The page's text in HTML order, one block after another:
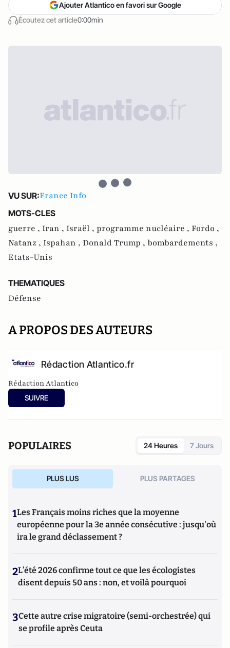
Écoutez cet article0:00min
Ajouter Atlantico en favori sur Google
VU SUR:France Info
MOTS-CLES
guerre , Iran , Israël , programme nucléaire , Fordo ,
Natanz , Ispahan , Donald Trump , bombardements ,
Etats-Unis
THEMATIQUES
Défense
A PROPOS DES AUTEURS
Rédaction Atlantico.fr
Rédaction Atlantico
SUIVRE
POPULAIRES 24 Heures 7 Jours
PLUS LUS PLUS PARTAGES
1Les Français moins riches que la moyenne
européenne pour la 3e année consécutive : jusqu'où
ira le grand déclassement ?
2L’été 2026 confirme tout ce que les écologistes
disent depuis 50 ans : non, et voilà pourquoi
3Cette autre crise migratoire (semi-orchestrée) qui
se profile après Ceuta